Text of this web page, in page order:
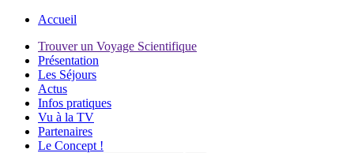
Accueil
Trouver un Voyage Scientifique
Présentation
Les Séjours
Actus
Infos pratiques
Vu à la TV
Partenaires
Le Concept !